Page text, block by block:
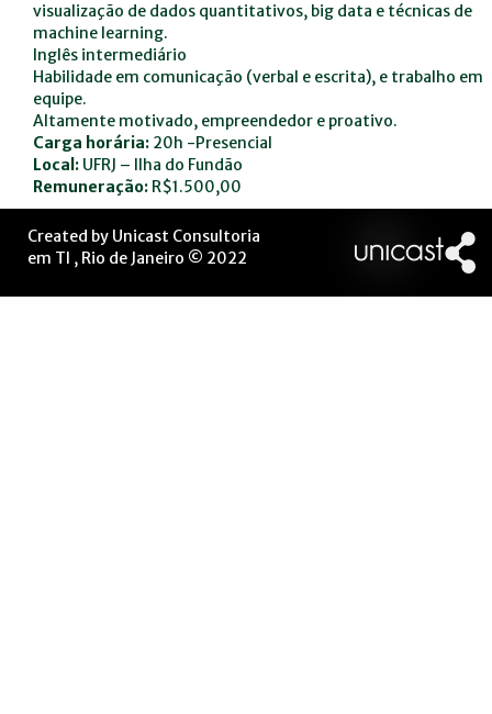
visualização de dados quantitativos, big data e técnicas de
machine learning.
Inglês intermediário
Habilidade em comunicação (verbal e escrita), e trabalho em
equipe.
Altamente motivado, empreendedor e proativo.
Carga horária: 20h -Presencial
Local: UFRJ – Ilha do Fundão
Remuneração: R$1.500,00
Created by Unicast Consultoria
em TI , Rio de Janeiro © 2022